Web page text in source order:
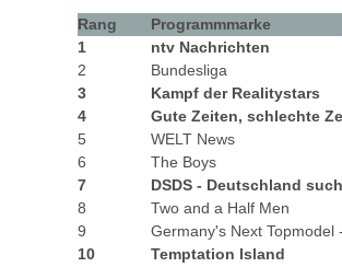
Rang
Programmmarke
1
ntv Nachrichten
2
Bundesliga
3
Kampf der Realitystars
4
Gute Zeiten, schlechte
5
WELT News
6
The Boys
7
DSDS - Deutschland
8
Two and a Half Men
9
Germany's Next Topmodel
10
Temptation Island